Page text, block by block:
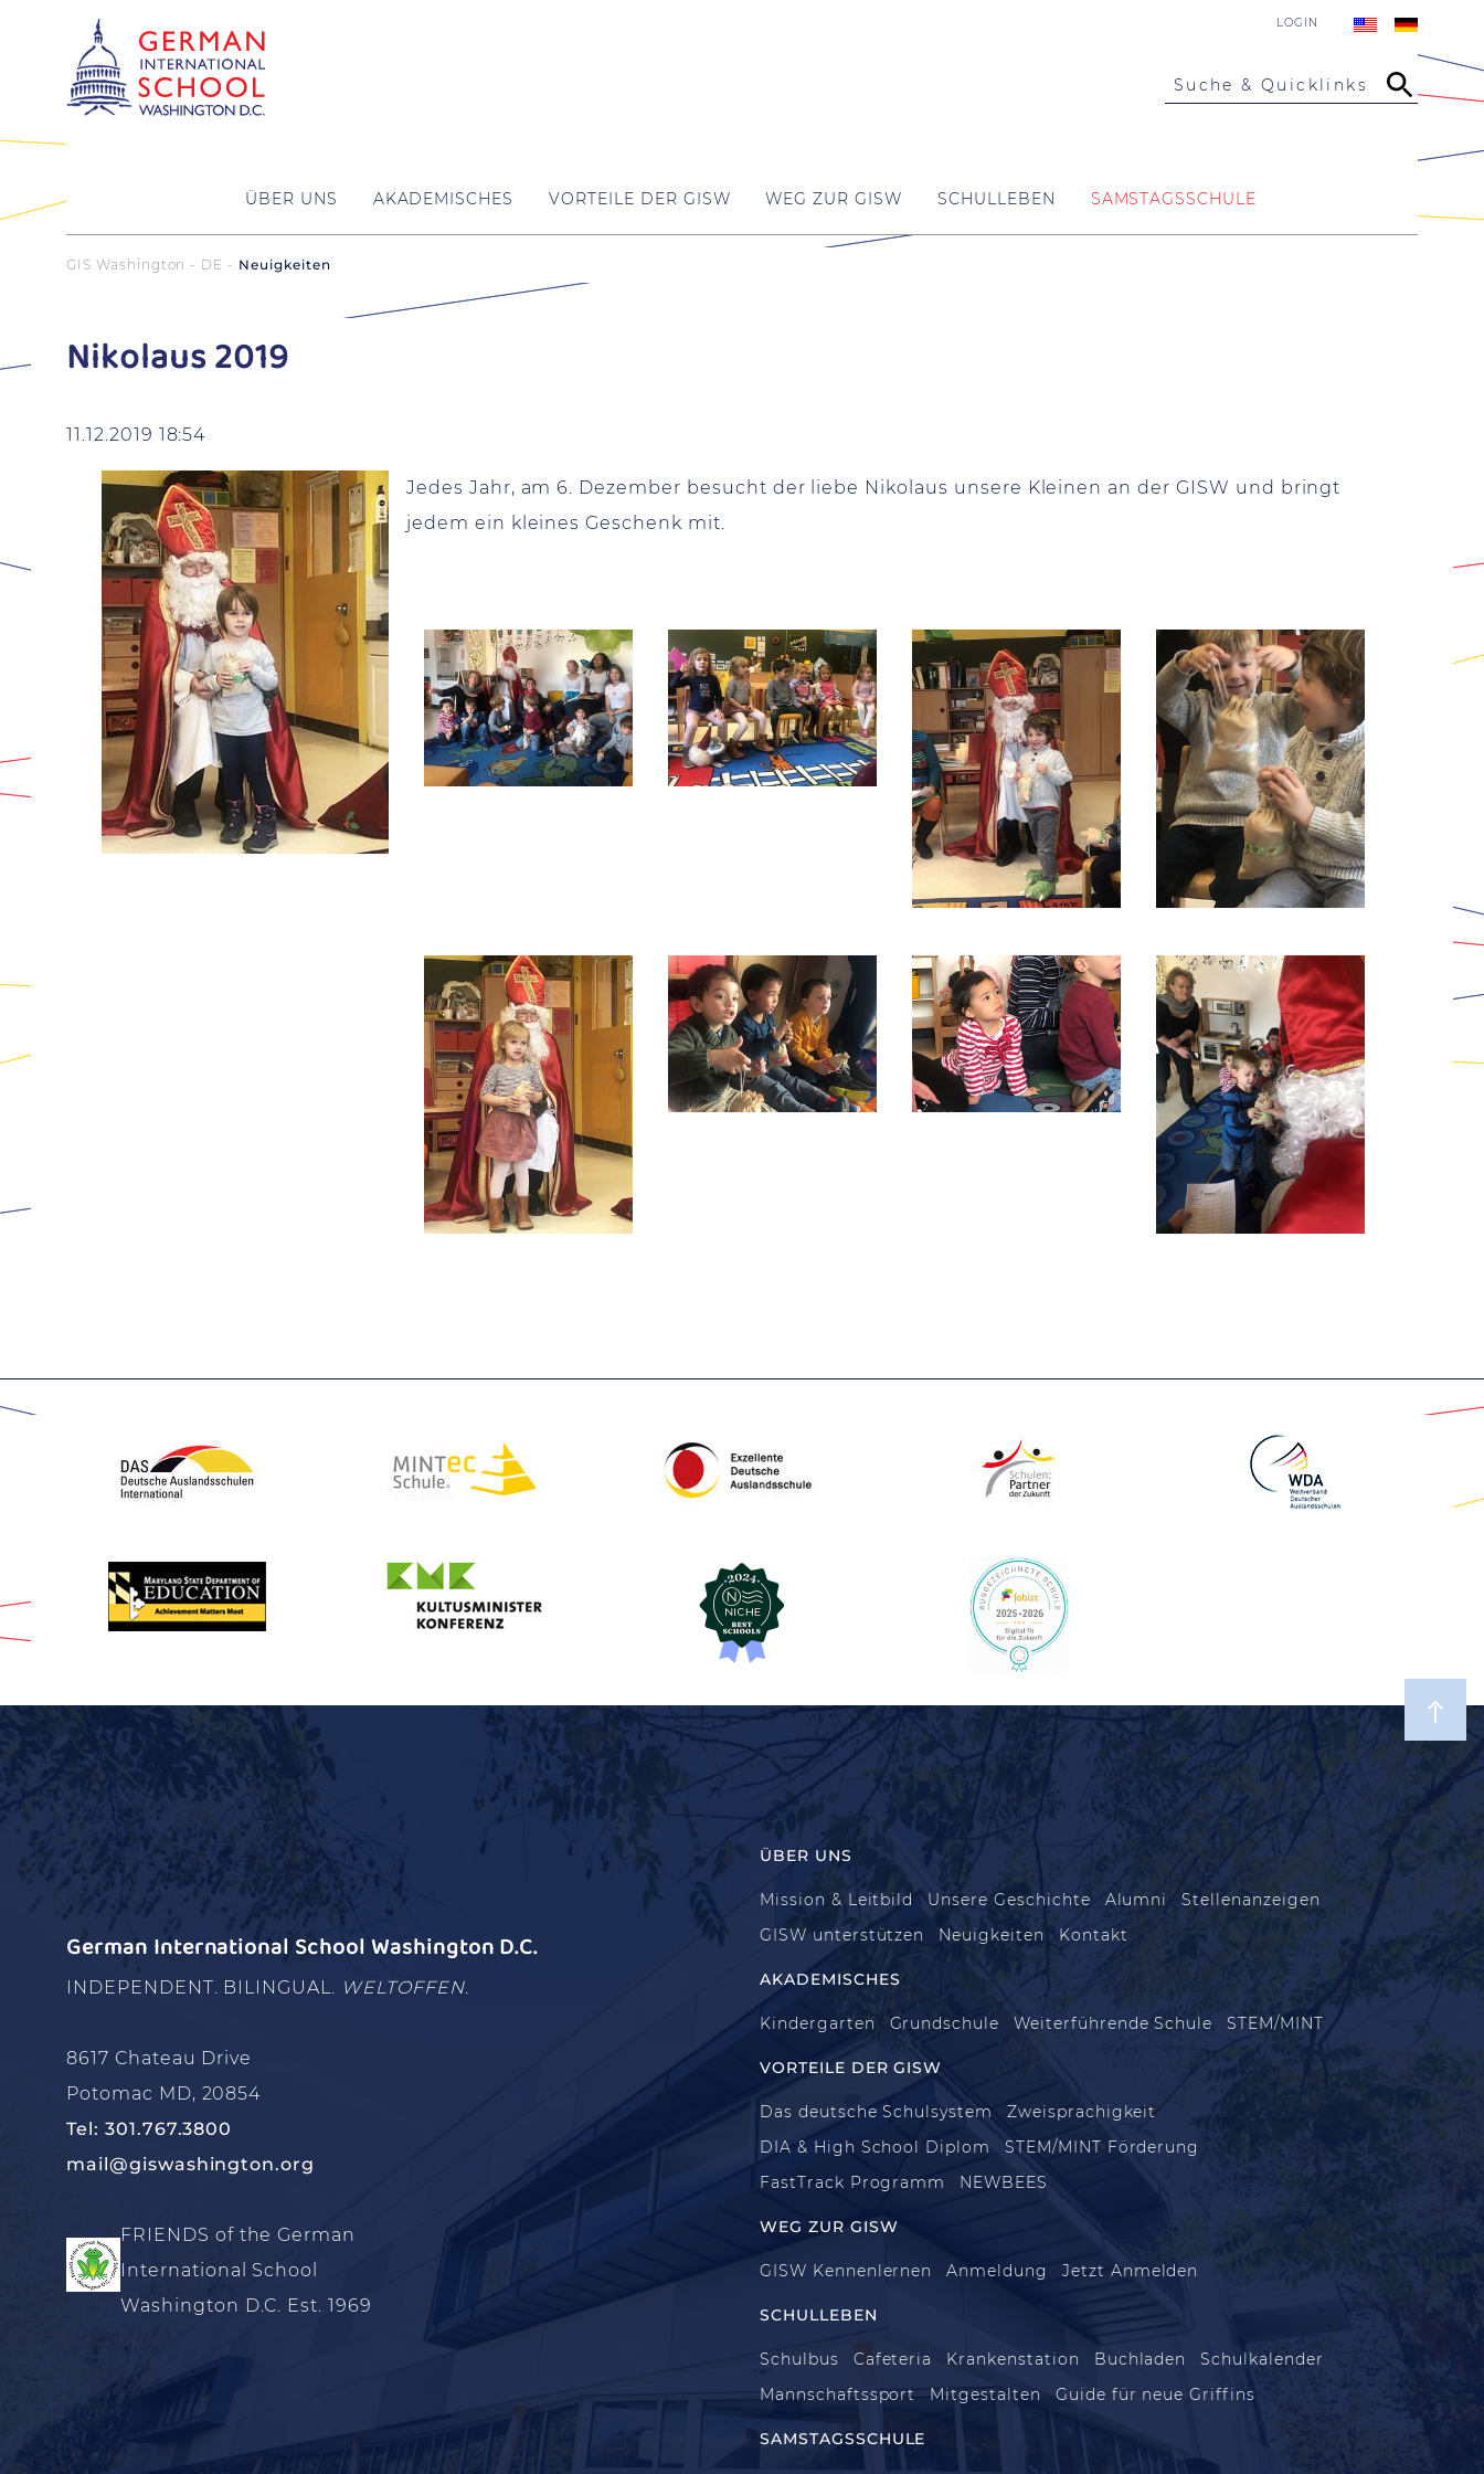
LOGIN
Suche & Quicklinks
ÜBER UNS AKADEMISCHES VORTEILE DER GISW WEG ZUR GISW SCHULLEBEN SAMSTAGSSCHULE
GIS Washington - DE Neuigkeiten
Nikolaus 2019
11.12.2019 18:54
Jedes Jahr, am 6. Dezember besucht der liebe Nikolaus unsere Kleinen an der GISW und bringt
jedem ein kleines Geschenk mit.
German International School Washington D.C.
INDEPENDENT. BILINGUAL. WELTOFFEN.
8617 Chateau Drive
Potomac MD, 20854
Tel: 301.767.3800
mail@giswashington.org
FRIENDS of the German
International School
Washington D.C. Est. 1969
ÜBER UNS
Mission & Leitbild Unsere Geschichte Alumni
Stellenanzeigen
GISW unterstützen
Neuigkeiten Kontakt
AKADEMISCHES
Kindergarten Grundschule Weiterführende Schule STEM/MINT
VORTEILE DER GISW
Das deutsche Schulsystem
Zweisprachigkeit
DIA & High School Diplom
STEM/MINT Förderung
FastTrack Programm
NEWBEES
WEG ZUR GISW
GISW Kennenlernen Anmeldung Jetzt Anmelden
SCHULLEBEN
Schulbus Cafeteria Krankenstation Buchladen
Schulkalender
Mannschaftssport
Mitgestalten Guide für neue Griffins
SAMSTAGSSCHULE